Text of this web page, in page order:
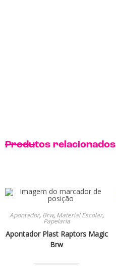
Produtos relacionados
Apontador, Brw, Material Escolar,
Papelaria
Apontador Plast Raptors Magic
Brw